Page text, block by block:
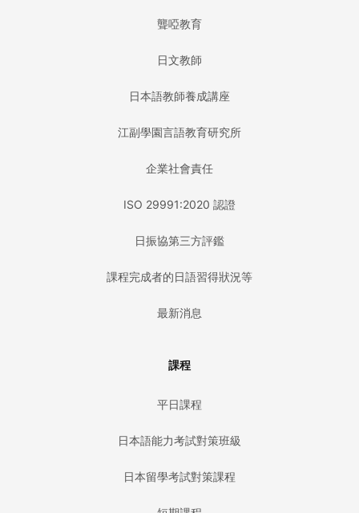
聾啞教育
日文教師
日本語教師養成講座
江副學園言語教育研究所
企業社會責任
ISO 29991:2020 認證
日振協第三方評鑑
課程完成者的日語習得狀況等
最新消息
課程
平日課程
日本語能力考試對策班級
日本留學考試對策課程